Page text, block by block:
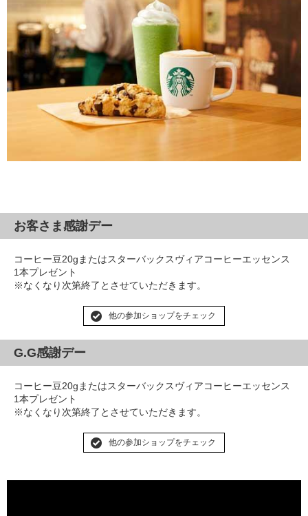
お客さま感謝デー
コーヒー豆20gまたはスターバックスヴィアコーヒーエッセンス
1本プレゼント
※なくなり次第終了とさせていただきます。
他の参加ショップをチェック
G.G感謝デー
コーヒー豆20gまたはスターバックスヴィアコーヒーエッセンス
1本プレゼント
※なくなり次第終了とさせていただきます。
他の参加ショップをチェック